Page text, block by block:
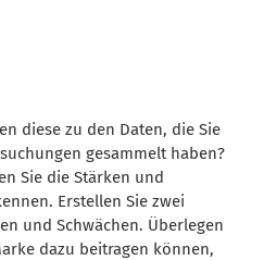
diese zu den Daten, die Sie
gesammelt haben?
Sie die Stärken und
Erstellen Sie zwei
und Schwächen. Überlegen
dazu beitragen können,